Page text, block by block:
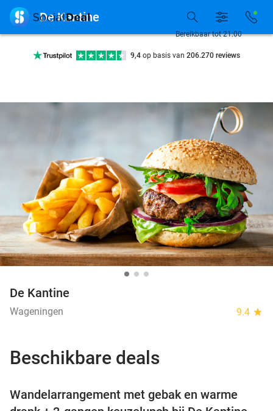
9,4 op basis van 206.270 reviews
Bereikbaar tot 21:00
 De Kantine
De Kantine
Wageningen 9.4 star
Beschikbare deals
Wandelarrangement met gebak en warme